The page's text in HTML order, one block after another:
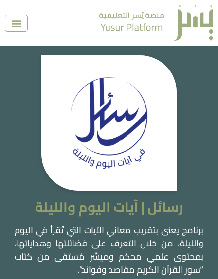
رسائل | آيات اليوم والليلة
برنامج يعنى بتقريب معاني الآيات التي تُقرأ في اليوم
والليلة، من خلال التعرف على فضائلتها وهداياتها،
بمحتوى علمي محكم وميسَّر مُستقى من كتاب
“سور القرآن الكريم مقاصد وفوائد”.